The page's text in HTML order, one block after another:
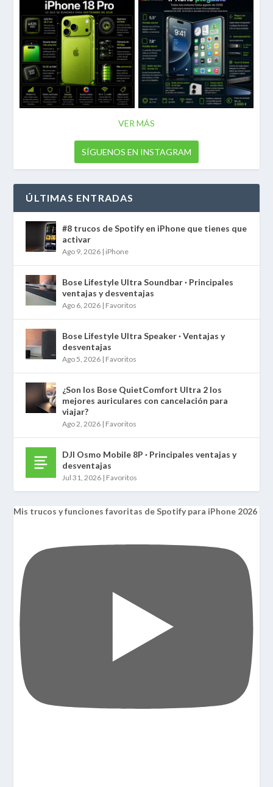
VER MÁS
SÍGUENOS EN INSTAGRAM
ÚLTIMAS ENTRADAS
#8 trucos de Spotify en iPhone que tienes que
activar
Ago 9, 2026 | iPhone
Bose Lifestyle Ultra Soundbar · Principales
ventajas y desventajas
Ago 6, 2026 | Favoritos
Bose Lifestyle Ultra Speaker · Ventajas y
desventajas
Ago 5, 2026 | Favoritos
¿Son los Bose QuietComfort Ultra 2 los
mejores auriculares con cancelación para
viajar?
Ago 2, 2026 | Favoritos
DJI Osmo Mobile 8P · Principales ventajas y
desventajas
Jul 31, 2026 | Favoritos
Mis trucos y funciones favoritas de Spotify para iPhone 2026